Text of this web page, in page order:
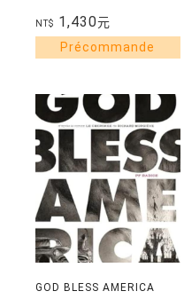
NT$ 1,430元
GOD BLESS AMERICA